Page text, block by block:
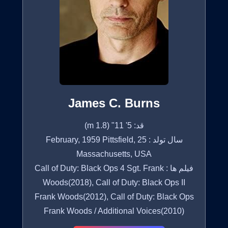
James C. Burns
قد: 5' 11" (1.8 m)
سال تولد : 25 February, 1959 Pittsfield,
Massachusetts, USA
فیلم ها : Call of Duty: Black Ops 4 Sgt. Frank
Woods(2018), Call of Duty: Black Ops II
Frank Woods(2012), Call of Duty: Black Ops
Frank Woods / Additional Voices(2010)